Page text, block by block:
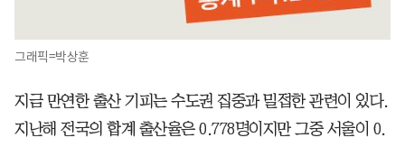
그래픽=박상훈
지금 만연한 출산 기피는 수도권 집중과 밀접한 관련이 있다.
지난해 전국의 합계 출산율은 0.778명이지만 그중 서울이 0.